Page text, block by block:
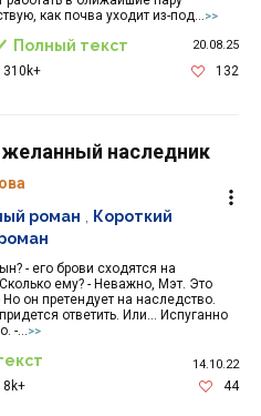
как почва уходит из-под...
>>
Полный текст 20.08.25
310k+ 132
желанный наследник
- его брови сходятся на
ему? - Неважно, Мэт. Это
он претендует на наследство.
ответить. Или... Испуганно
-...
>>
роман
Короткий
14.10.22
44